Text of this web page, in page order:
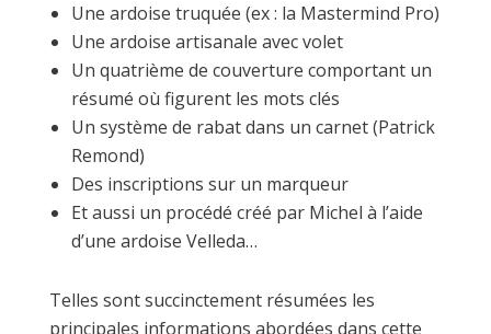
Une ardoise truquée (ex : la Mastermind Pro)
Une ardoise artisanale avec volet
Un quatrième de couverture comportant un
résumé où figurent les mots clés
Un système de rabat dans un carnet (Patrick
Remond)
Des inscriptions sur un marqueur
Et aussi un procédé créé par Michel à l’aide
d’une ardoise Velleda…
Telles sont succinctement résumées les
principales informations abordées dans cette